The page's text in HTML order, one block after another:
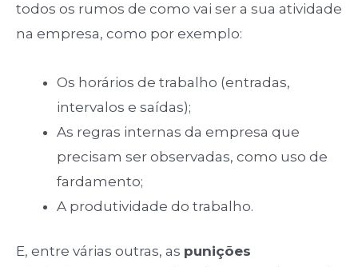
todos os rumos de como vai ser a sua atividade
na empresa, como por exemplo:
Os horários de trabalho (entradas,
intervalos e saídas);
As regras internas da empresa que
precisam ser observadas, como uso de
fardamento;
A produtividade do trabalho.
E, entre várias outras, as punições